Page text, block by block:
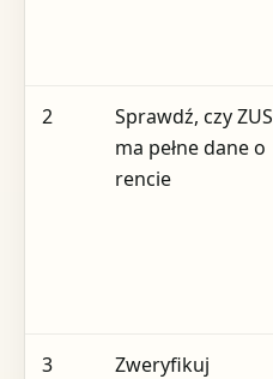
2
Sprawdź, czy ZUS
ma pełne dane o
rencie
3
Zweryfikuj